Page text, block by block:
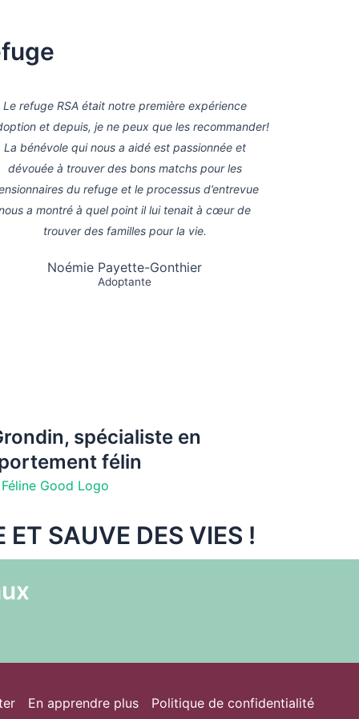
Le refuge RSA était notre première expérience
et depuis, je ne peux que les recommander!
La bénévole qui nous a aidé est passionnée et
dévouée à trouver des bons matchs pour les
du refuge et le processus d’entrevue
a montré à quel point il lui tenait à cœur de
trouver des familles pour la vie.
Noémie Payette-Gonthier
Adoptante
spécialiste en
félin
ET SAUVE DES VIES !
En apprendre plus Politique de confidentialité